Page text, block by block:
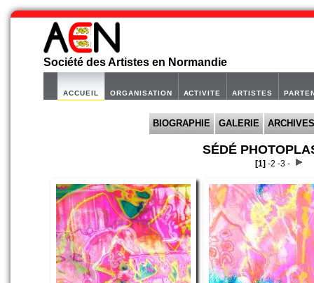
Société des Artistes en Normandie
ACCUEIL ORGANISATION ACTIVITE ARTISTES
BIOGRAPHIE GALERIE ARCHIVES
SÉDÉ
[1] -2 -3 -